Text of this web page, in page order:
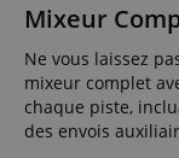
Mixeur
Ne vous laissez
mixeur complet
chaque piste,
des envois